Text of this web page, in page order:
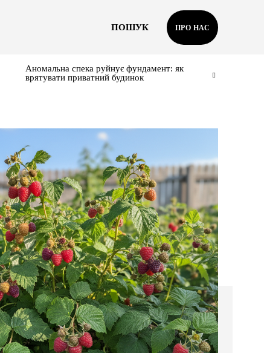
ПОШУК ПРО НАС
Аномальна спека руйнує фундамент: як
врятувати приватний будинок